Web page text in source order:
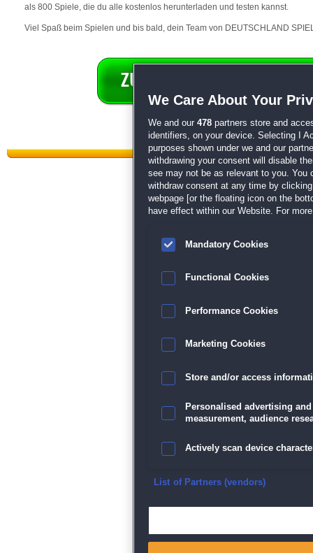
als 800 Spiele, die du alle kostenlos herunterladen und testen kannst.
Viel Spaß beim Spielen und bis bald, dein Team von DEUTSCHLAND
Datenschutz| AGB|Impressum
We Care About Your
We and our 478 partners store and
identifiers, on your device. Selecting I
purposes shown under we and our
withdrawing your consent will disable
see may not be as relevant to you. You
withdraw consent at any time by
webpage [or the floating icon on the
have effect within our Website. For
Mandatory Cookies
Functional Cookies
Performance Cookies
Marketing Cookies
Store and/or access
Personalised advertising
measurement, audience
Actively scan device
Ensure security, prevent
List of Partners (vendors)